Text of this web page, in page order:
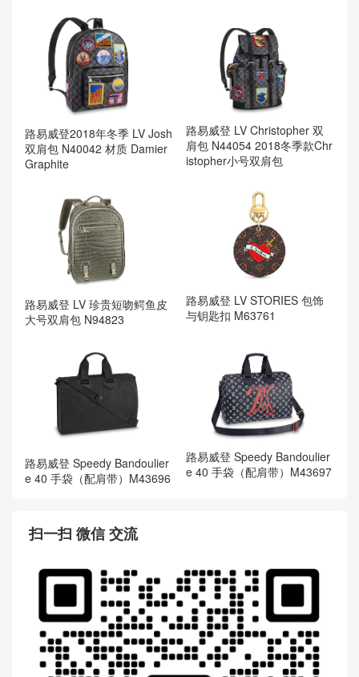
路易威登2018年冬季 LV Josh
双肩包 N40042 材质 Damier
Graphite
路易威登 LV Christopher 双
肩包 N44054 2018冬季款Chr
istopher小号双肩包
路易威登 LV 珍贵短吻鳄鱼皮
大号双肩包 N94823
路易威登 LV STORIES 包饰
与钥匙扣 M63761
路易威登 Speedy Bandoulier
e 40 手袋（配肩带）M43696
路易威登 Speedy Bandoulier
e 40 手袋（配肩带）M43697
扫一扫 微信 交流